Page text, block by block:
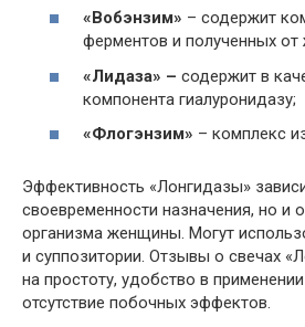
«Вобэнзим» – содержит
ферментов и полученных от
«Лидаза» – содержит в
компонента гиалуронидазу;
«Флогэнзим» – комплекс
Эффективность «Лонгидазы»
своевременности назначения, но и
организма женщины. Могут
и суппозитории. Отзывы о свечах
на простоту, удобство в
отсутствие побочных эффектов.